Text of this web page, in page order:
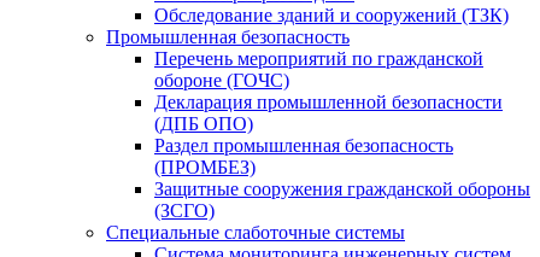
Обследование зданий и сооружений (ТЗК)
Промышленная безопасность
Перечень мероприятий по гражданской
обороне (ГОЧС)
Декларация промышленной безопасности
(ДПБ ОПО)
Раздел промышленная безопасность
(ПРОМБЕЗ)
Защитные сооружения гражданской обороны
(ЗСГО)
Специальные слаботочные системы